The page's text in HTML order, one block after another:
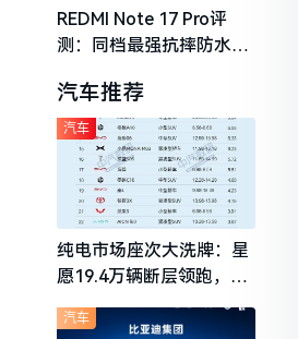
REDMI Note 17 Pro评
测：同档最强抗摔防水，
守门员
汽车推荐
纯电市场座次大洗牌：星
愿19.4万辆断层领跑，理
想i6成最强黑马
汽车
汽车